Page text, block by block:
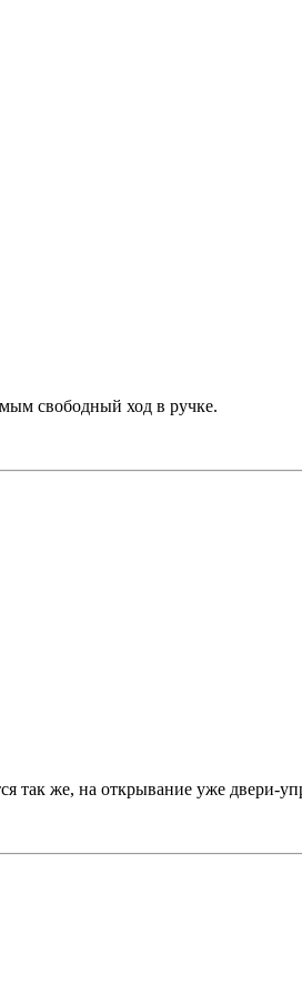
свободный ход в ручке.
так же, на открывание уже двери-